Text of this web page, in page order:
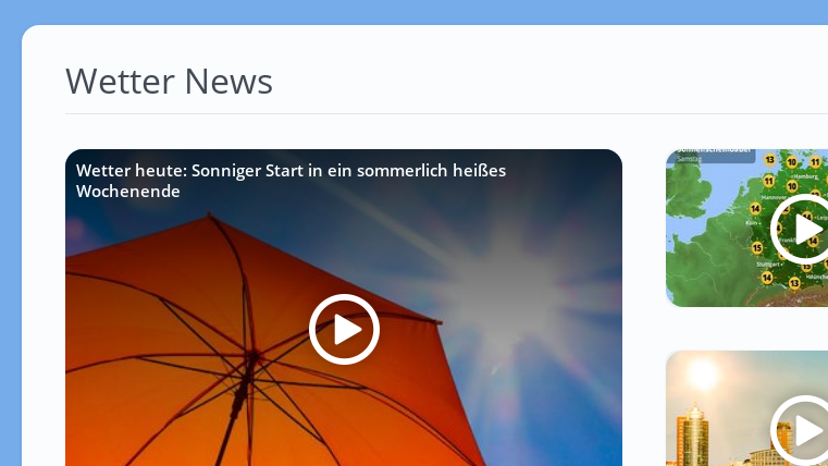
Wetter News
Wetter heute: Sonniger Start in ein sommerlich heißes
Wochenende